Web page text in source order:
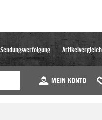
Sendungsverfolgung Artikelvergleich
MEIN KONTO